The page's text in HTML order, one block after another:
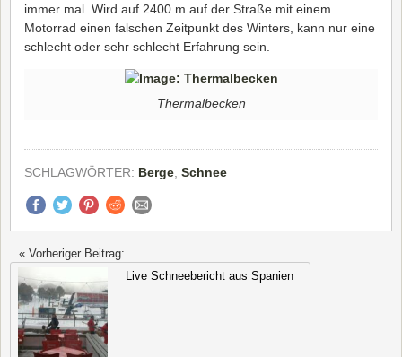
immer mal. Wird auf 2400 m auf der Straße mit einem
Motorrad einen falschen Zeitpunkt des Winters, kann nur eine
schlecht oder sehr schlecht Erfahrung sein.
Thermalbecken
SCHLAGWÖRTER: Berge Schnee
« Vorheriger Beitrag:
Live Schneebericht aus Spanien